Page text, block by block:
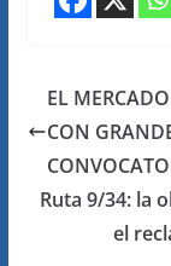
EL
CON
Ruta 9/34: la
el